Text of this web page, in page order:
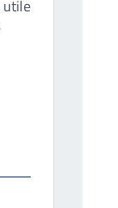
utile